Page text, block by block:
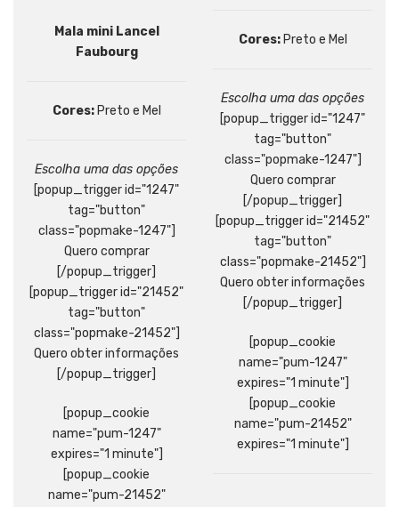
Mala mini Lancel
Faubourg
Cores:Preto e Mel
Escolha uma das opções
[popup_trigger id="1247"
tag="button"
class="popmake-1247"]
Quero comprar
[/popup_trigger]
[popup_trigger id="21452"
tag="button"
class="popmake-21452"]
Quero obter informações
[/popup_trigger]
[popup_cookie
name="pum-1247"
expires="1 minute"]
[popup_cookie
name="pum-21452"
Cores:Preto e Mel
Escolha uma das opções
[popup_trigger id="1247"
tag="button"
class="popmake-1247"]
Quero comprar
[/popup_trigger]
[popup_trigger id="21452"
tag="button"
class="popmake-21452"]
Quero obter informações
[/popup_trigger]
[popup_cookie
name="pum-1247"
expires="1 minute"]
[popup_cookie
name="pum-21452"
expires="1 minute"]